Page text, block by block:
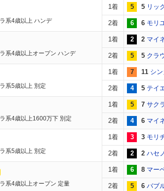
系4歳以上 ハンデ
1着 5 5 リッ
2着 6 6 モリ
系4歳以上オープン ハンデ
1着 2 2 マイ
2着 5 5 クラ
系5歳以上 別定
1着 7 11 シ
2着 4 5 テイ
系4歳以上1600万下 別定
1着 5 7 サク
2着 4 6 マイ
系5歳以上 別定
1着 3 3 モリ
2着 2 2 ハセ
系4歳以上オープン 定量
1着 6 8 マー
2着 5 6 バブ